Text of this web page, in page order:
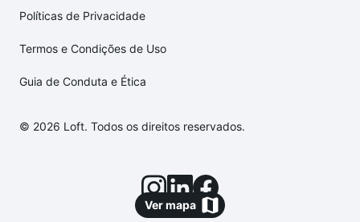
Ver mapa
Políticas de Privacidade
Termos e Condições de Uso
Guia de Conduta e Ética
© 2026 Loft. Todos os direitos reservados.